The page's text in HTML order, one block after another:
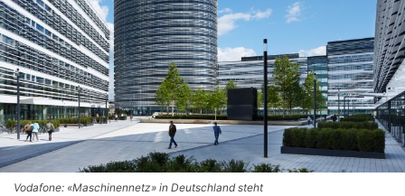
Vodafone: «Maschinennetz» in Deutschland steht